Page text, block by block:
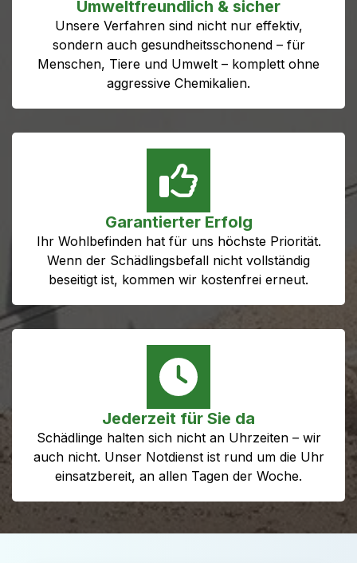
Umweltfreundlich & sicher
Unsere Verfahren sind nicht nur effektiv,
sondern auch gesundheitsschonend – für
Menschen, Tiere und Umwelt – komplett ohne
aggressive Chemikalien.
Garantierter Erfolg
Ihr Wohlbefinden hat für uns höchste Priorität.
Wenn der Schädlingsbefall nicht vollständig
beseitigt ist, kommen wir kostenfrei erneut.
Jederzeit für Sie da
Schädlinge halten sich nicht an Uhrzeiten – wir
auch nicht. Unser Notdienst ist rund um die Uhr
einsatzbereit, an allen Tagen der Woche.